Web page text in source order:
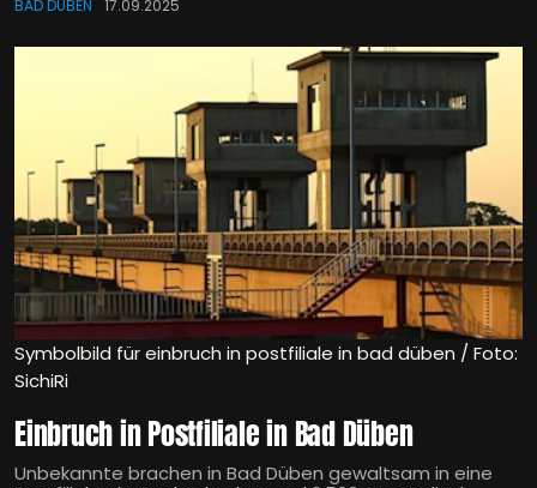
BAD DÜBEN 17.09.2025
Symbolbild für einbruch in postfiliale in bad düben / Foto:
SichiRi
Einbruch in Postfiliale in Bad Düben
Unbekannte brachen in Bad Düben gewaltsam in eine